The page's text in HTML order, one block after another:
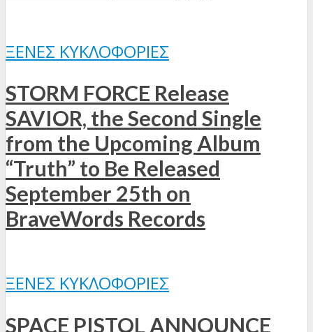
ΞΈΝΕΣ ΚΥΚΛΟΦΟΡΊΕΣ
STORM FORCE Release
SAVIOR, the Second Single
from the Upcoming Album
“Truth” to Be Released
September 25th on
BraveWords Records
ΞΈΝΕΣ ΚΥΚΛΟΦΟΡΊΕΣ
SPACE PISTOL ANNOUNCE